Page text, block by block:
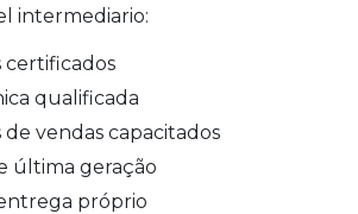
intermediario:
certificados
qualificada
de vendas capacitados
última geração
próprio